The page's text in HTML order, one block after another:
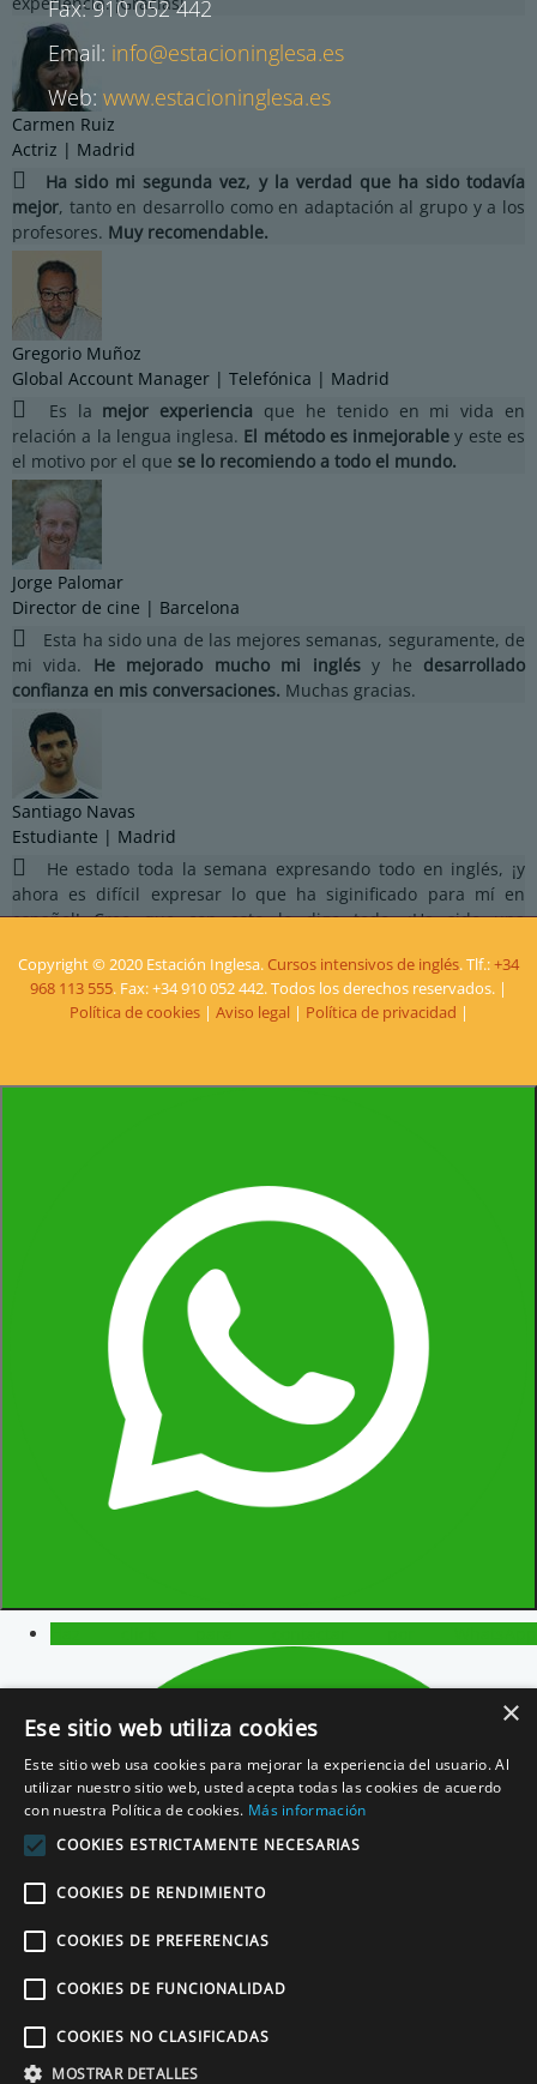
Carmen Ruiz
Actriz | Madrid
Ha sido mi segunda vez, y la verdad que ha sido todavía
mejor, tanto en desarrollo como en adaptación al grupo y a los
profesores. Muy recomendable.
Gregorio Muñoz
Global Account Manager | Telefónica | Madrid
Es la mejor experiencia que he tenido en mi vida en
relación a la lengua inglesa. El método es inmejorable y este es
el motivo por el que se lo recomiendo a todo el mundo.
Jorge Palomar
Director de cine | Barcelona
Esta ha sido una de las mejores semanas, seguramente, de
mi vida. He mejorado mucho mi inglésy he desarrollado
confianza en mis conversaciones. Muchas gracias.
Santiago Navas
Estudiante | Madrid
He estado toda la semana expresando todo en inglés, ¡y
ahora es difícil expresar lo que ha siginificado para mí en
español! Creo que con esto lo digo todo. ¡Ha sido una
Senior Consultant | Deloitte | Madrid
Sergio Villodre
Area Manager | Roche Diagnostics | Valencia
Ha sido una gran experiencia personal, una convivencia
muy agradable y divertida y todo ello en inglés.
Completamente recomendable para mejorar tu inglés y la
, pasándolo bien con nuevos amigos. Gracias por
Abogado | Palma de Mallorca
El programa de Estación Inglesaha superado mis
expectativas. Estámuy bien organizado, es intenso pero
. He practicado y aprendido inglés con diferentes
nativos. Además se comparten experiencias con personas de
diferentes países y edades.
Anouk Jaén
Médico | Alicante
No solohe ganado confianza y comprensión con el inglés
los nativos como la organización han sido excelentes.
Fax: 910 052 442
Email: info@estacioninglesa.es
Web: www.estacioninglesa.es
Copyright © 2020 Estación Inglesa. Cursos intensivos de inglés. Tlf.:+34
968 113 555. Fax: +34 910 052 442. Todos los derechos reservados. |
Política de cookies| Aviso legal | Política de privacidad |
×
Ese sitio web utiliza cookies
Este sitio web usa cookies para mejorar la experiencia del usuario. Al
utilizar nuestro sitio web, usted acepta todas las cookies de acuerdo
con nuestra Política de cookies. Más información
COOKIES ESTRICTAMENTE NECESARIAS
COOKIES DE RENDIMIENTO
COOKIES DE PREFERENCIAS
COOKIES DE FUNCIONALIDAD
COOKIES NO CLASIFICADAS
MOSTRAR DETALLES